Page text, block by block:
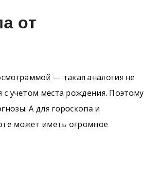
от
— такая аналогия не
с учетом места рождения. Поэтому
А для гороскопа и
может иметь огромное